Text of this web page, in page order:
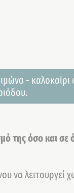
- καλοκαίρι
της όσο και σε
να λειτουργεί